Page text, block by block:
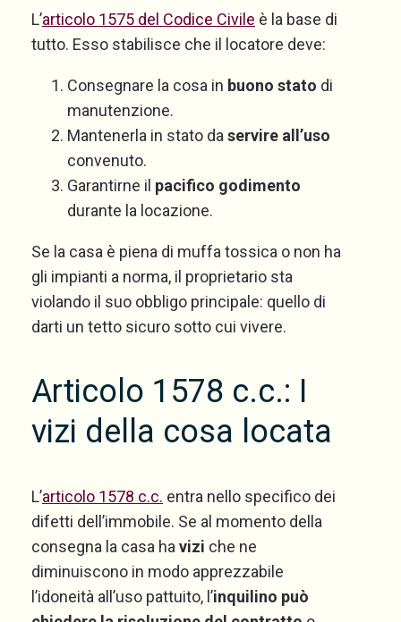
L’articolo 1575 del Codice Civile è la base di
tutto. Esso stabilisce che il locatore deve:
Consegnare la cosa in buono stato di
manutenzione.
Mantenerla in stato da servire all’uso
convenuto.
Garantirne il pacifico godimento
durante la locazione.
Se la casa è piena di muffa tossica o non ha
gli impianti a norma, il proprietario sta
violando il suo obbligo principale: quello di
darti un tetto sicuro sotto cui vivere.
Articolo 1578 c.c.: I
vizi della cosa locata
L’articolo 1578 c.c. entra nello specifico dei
difetti dell’immobile. Se al momento della
consegna la casa ha vizi che ne
diminuiscono in modo apprezzabile
l’idoneità all’uso pattuito, l’inquilino può